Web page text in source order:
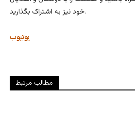
خود نیز به اشتراک بگذارید.
یوتیوب
مطالب مرتبط